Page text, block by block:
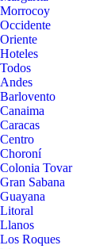
Morrocoy
Occidente
Oriente
Hoteles
Todos
Andes
Barlovento
Canaima
Caracas
Centro
Choroní
Colonia Tovar
Gran Sabana
Guayana
Litoral
Llanos
Los Roques